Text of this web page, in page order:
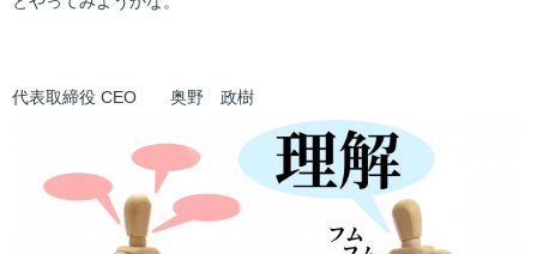
代表取締役 CEO 奥野 政樹